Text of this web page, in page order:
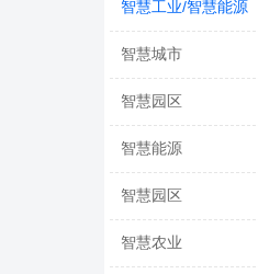
智慧工业/智慧能源
智慧城市
智慧园区
智慧能源
智慧园区
智慧农业